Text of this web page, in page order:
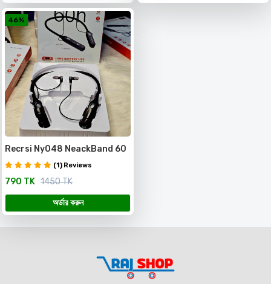
46%
Recrsi Ny048 NeackBand 60
Hours Charging Backup With
Digital Display
(1) Reviews
790 TK 1450 TK
অর্ডার করুন